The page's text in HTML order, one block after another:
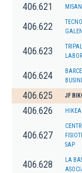
406.621
406.622
406.623
406.624
406.625 JF
406.626 HIKEA
406.627
SAP
406.628
LA